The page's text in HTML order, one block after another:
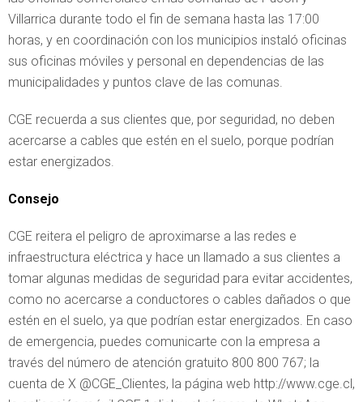
Villarrica durante todo el fin de semana hasta las 17:00
horas, y en coordinación con los municipios instaló oficinas
sus oficinas móviles y personal en dependencias de las
municipalidades y puntos clave de las comunas.
CGE recuerda a sus clientes que, por seguridad, no deben
acercarse a cables que estén en el suelo, porque podrían
estar energizados.
Consejo
CGE reitera el peligro de aproximarse a las redes e
infraestructura eléctrica y hace un llamado a sus clientes a
tomar algunas medidas de seguridad para evitar accidentes,
como no acercarse a conductores o cables dañados o que
estén en el suelo, ya que podrían estar energizados. En caso
de emergencia, puedes comunicarte con la empresa a
través del número de atención gratuito 800 800 767; la
cuenta de X @CGE_Clientes, la página web http://www.cge.cl,